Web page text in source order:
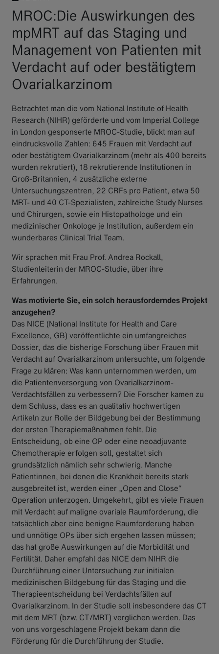
MROC:Die Auswirkungen des
mpMRT auf das Staging und
Management von Patienten mit
Verdacht auf oder bestätigtem
Ovarialkarzinom
Betrachtet man die vom National Institute of Health
Research (NIHR) geförderte und vom Imperial College
in London gesponserte MROC-Studie, blickt man auf
eindrucksvolle Zahlen: 645 Frauen mit Verdacht auf
oder bestätigtem Ovarialkarzinom (mehr als 400 bereits
wurden rekrutiert), 18 rekrutierende Institutionen in
Groß-Britannien, 4 zusätzliche externe
Untersuchungszentren, 22 CRFs pro Patient, etwa 50
MRT- und 40 CT-Spezialisten, zahlreiche Study Nurses
und Chirurgen, sowie ein Histopathologe und ein
medizinischer Onkologe je Institution, außerdem ein
wunderbares Clinical Trial Team.
Wir sprachen mit Frau Prof. Andrea Rockall,
Studienleiterin der MROC-Studie, über ihre
Erfahrungen.
Was motivierte Sie, ein solch herausforderndes Projekt
anzugehen?
Das NICE (National Institute for Health and Care
Excellence, GB) veröffentlichte ein umfangreiches
Dossier, das die bisherige Forschung über Frauen mit
Verdacht auf Ovarialkarzinom untersuchte, um folgende
Frage zu klären: Was kann unternommen werden, um
die Patientenversorgung von Ovarialkarzinom-
Verdachtsfällen zu verbessern? Die Forscher kamen zu
dem Schluss, dass es an qualitativ hochwertigen
Artikeln zur Rolle der Bildgebung bei der Bestimmung
der ersten Therapiemaßnahmen fehlt. Die
Entscheidung, ob eine OP oder eine neoadjuvante
Chemotherapie erfolgen soll, gestaltet sich
grundsätzlich nämlich sehr schwierig. Manche
Patientinnen, bei denen die Krankheit bereits stark
ausgebreitet ist, werden einer „Open and Close“
Operation unterzogen. Umgekehrt, gibt es viele Frauen
mit Verdacht auf maligne ovariale Raumforderung, die
tatsächlich aber eine benigne Raumforderung haben
und unnötige OPs über sich ergehen lassen müssen;
das hat große Auswirkungen auf die Morbidität und
Fertilität. Daher empfahl das NICE dem NIHR die
Durchführung einer Untersuchung zur initialen
medizinischen Bildgebung für das Staging und die
Therapieentscheidung bei Verdachtsfällen auf
Ovarialkarzinom. In der Studie soll insbesondere das CT
mit dem MRT (bzw. CT/MRT) verglichen werden. Das
von uns vorgeschlagene Projekt bekam dann die
Förderung für die Durchführung der Studie.